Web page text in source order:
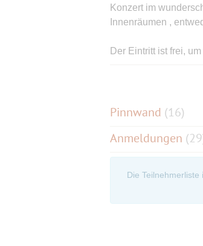
Konzert im
Innenräumen ,
Der Eintritt ist frei,
am Eingang/
Schluss der
Wer hat Lust,
Pinnwand (16)
Anmeldungen
Die